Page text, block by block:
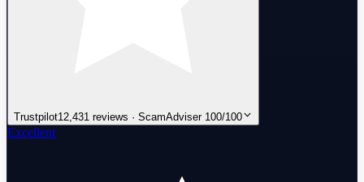
Trustpilot12,431 reviews · ScamAdviser 100/100
Excellent